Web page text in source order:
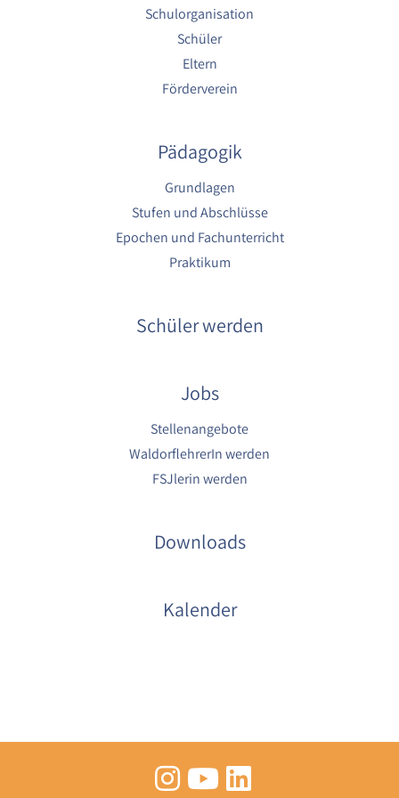
Schulorganisation
Schüler
Eltern
Förderverein
Pädagogik
Grundlagen
Stufen und Abschlüsse
Epochen und Fachunterricht
Praktikum
Schüler werden
Jobs
Stellenangebote
WaldorflehrerIn werden
FSJlerin werden
Downloads
Kalender
YouTube dienen der Erfassung von
Benutzerinteraktionen mit eingebetteten
Videos sowie der Bereitstellung von
Analysen zur Verbesserung der Videoqualität
Cookie Laufzeit: